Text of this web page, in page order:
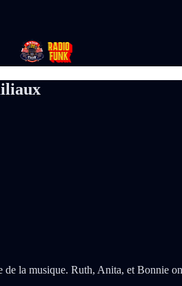
de la musique. Ruth, Anita, et Bonnie